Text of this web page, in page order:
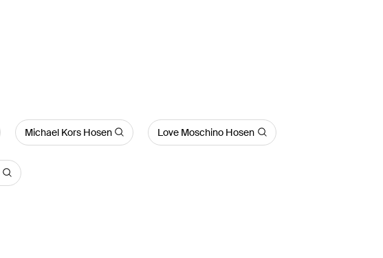
Michael Kors Hosen Love Moschino Hosen